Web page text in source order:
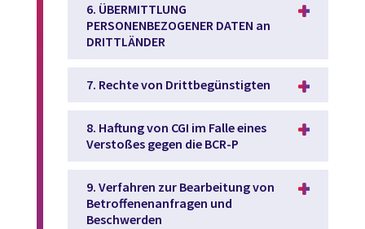
6. ÜBERMITTLUNG
PERSONENBEZOGENER DATEN an
DRITTLÄNDER
7. Rechte von Drittbegünstigten
8. Haftung von CGI im Falle eines
Verstoßes gegen die BCR-P
9. Verfahren zur Bearbeitung von
Betroffenenanfragen und
Beschwerden